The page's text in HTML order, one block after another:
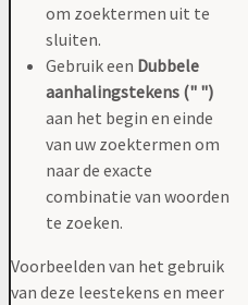
om zoektermen uit te
sluiten.
Gebruik een Dubbele
aanhalingstekens (" ")
aan het begin en einde
van uw zoektermen om
naar de exacte
combinatie van woorden
te zoeken.
Voorbeelden van het gebruik
van deze leestekens en meer